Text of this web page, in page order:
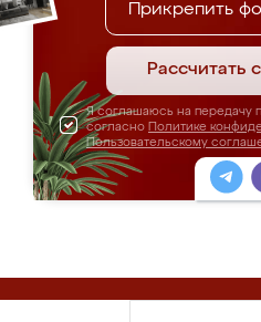
Прикрепить
Рассчитать
Я соглашаюсь на передачу
согласно Политике
Пользовательскому